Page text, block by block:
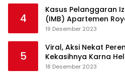
4
Kasus Pelanggaran
(IMB) Apartemen
Yogyakarta
19 Desember 2023
5
Viral, Aksi Nekat
Kekasihnya Karna
Dikembalikan
18 Desember 2023